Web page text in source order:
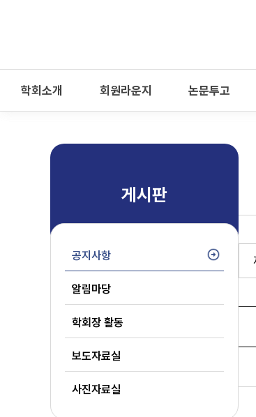
학회소개 회원라운지 논문투고
게시판
공지사항
알림마당
학회장 활동
보도자료실
사진자료실